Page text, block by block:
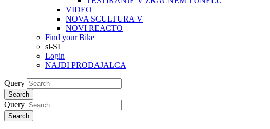
VIDEO
NOVA SCULTURA V
NOVI REACTO
Find your Bike
sl-SI
Login
NAJDI PRODAJALCA
Query
Search
Query
Search